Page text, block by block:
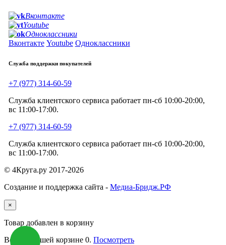
Вконтакте
Youtube
Одноклассники
Вконтакте Youtube Одноклассники
Служба поддержки покупателей
+7 (977) 314-60-59
Служба клиентского сервиса работает пн-сб 10:00-20:00,
вс 11:00-17:00.
+7 (977) 314-60-59
Служба клиентского сервиса работает пн-сб 10:00-20:00,
вс 11:00-17:00.
© 4Круга.ру 2017-2026
Создание и поддержка сайта - Медиа-Бридж.РФ
×
Товар добавлен в корзину
Всего в вашей корзине 0. Посмотреть